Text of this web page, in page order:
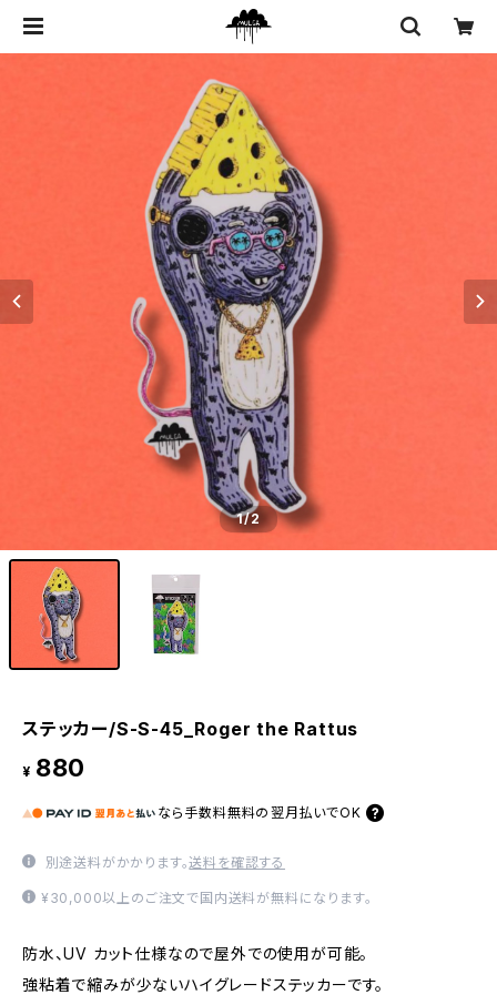
1/2
ステッカー/S-S-45_Roger the Rattus
¥ 880
なら 手数料無料の 翌月払いでOK
別途送料がかかります。送料を確認する
¥30,000以上のご注文で国内送料が無料になります。
防水、UV カット仕様なので屋外での使用が可能。
強粘着で縮みが少ないハイグレードステッカーです。